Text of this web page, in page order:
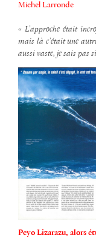
Michel Larronde
« L’approche était
mais là c’était une
aussi vaste, je sais pas
Peyo Lizarazu, alors